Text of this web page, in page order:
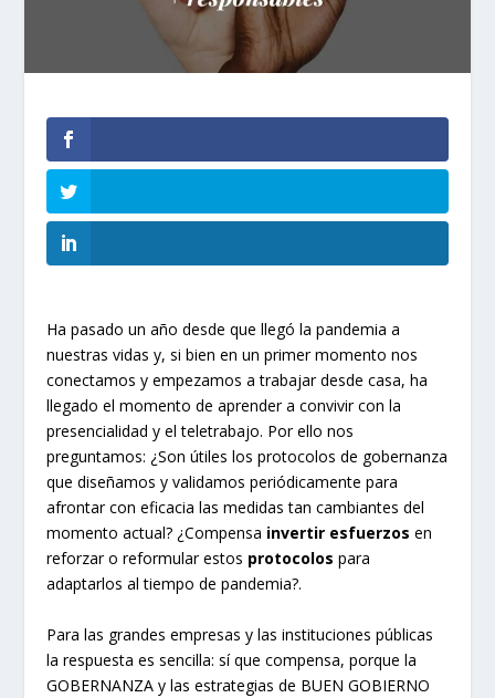
Ha pasado un año desde que llegó la pandemia a
nuestras vidas y, si bien en un primer momento nos
conectamos y empezamos a trabajar desde casa, ha
llegado el momento de aprender a convivir con la
presencialidad y el teletrabajo. Por ello nos
preguntamos: ¿Son útiles los protocolos de gobernanza
que diseñamos y validamos periódicamente para
afrontar con eficacia las medidas tan cambiantes del
momento actual? ¿Compensa invertir esfuerzos en
reforzar o reformular estos protocolos para
adaptarlos al tiempo de pandemia?.
Para las grandes empresas y las instituciones públicas
la respuesta es sencilla: sí que compensa, porque la
GOBERNANZA y las estrategias de BUEN GOBIERNO